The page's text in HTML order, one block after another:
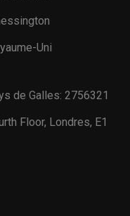
Uni
de Galles: 2756321
Floor, Londres, E1